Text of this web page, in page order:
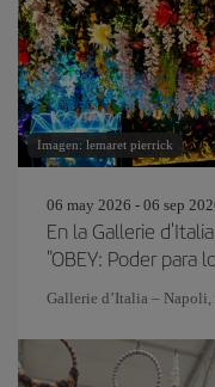
Imagen: lemaret pierrick
06 may 2026 - 06 sep
En la Gallerie
"OBEY: Poder para
Gallerie d’Italia – Napoli,